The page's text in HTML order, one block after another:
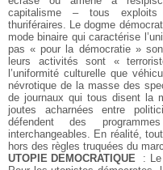
capitalisme – tous exploits
thuriféraires. Le dogme
mode binaire qui caractérise
pas « pour la démocratie »
leurs activités sont «
l’uniformité culturelle que
névrotique de la masse des
de journaux qui tous disent la
joutes acharnées entre
défendent des
interchangeables. En réalité,
hors des règles truquées du
UTOPIE DEMOCRATIQUE
: